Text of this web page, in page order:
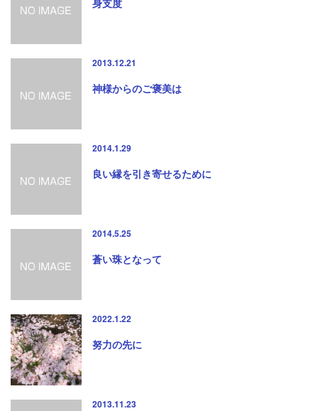
2013.12.21
神様からのご褒美は
2014.1.29
良い縁を引き寄せるために
2014.5.25
蒼い珠となって
2022.1.22
努力の先に
2013.11.23